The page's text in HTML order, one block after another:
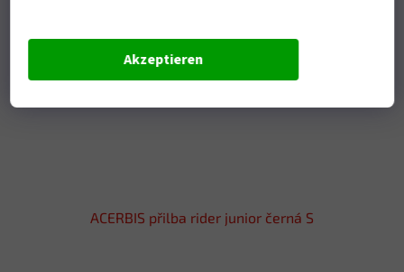
Akzeptieren
ACERBIS přilba rider junior černá S